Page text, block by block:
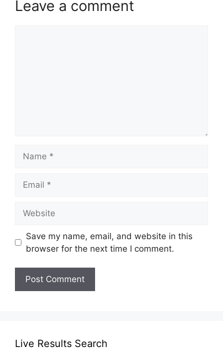
Leave a comment
Save my name, email, and website in this
browser for the next time I comment.
Live Results Search